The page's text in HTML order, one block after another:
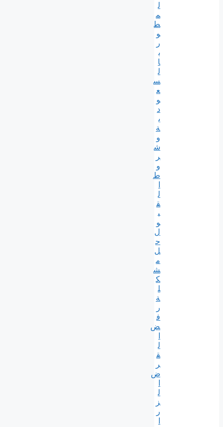
ل
م
ط
و
ر
ب
ا
ل
س
ع
و
د
ي
ة
و
ش
ر
و
ط
ل
ق
ب
و
ل
ح
ل
م
ش
ك
ل
ة
ر
ف
ض
ل
ق
ر
ض
ل
ز
ر